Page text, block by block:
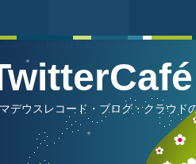
デウスレコード・ブログ・クラウド